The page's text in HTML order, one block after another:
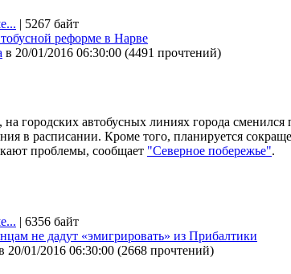
| 5267 байт
реформе в Нарве
в 20/01/2016 06:30:00 (4491 прочтений)
на городских автобусных линиях города
в расписании. Кроме того, планируется
проблемы, сообщает "Северное побережье".
| 6356 байт
не дадут «эмигрировать» из Прибалтики
20/01/2016 06:30:00 (2668 прочтений)